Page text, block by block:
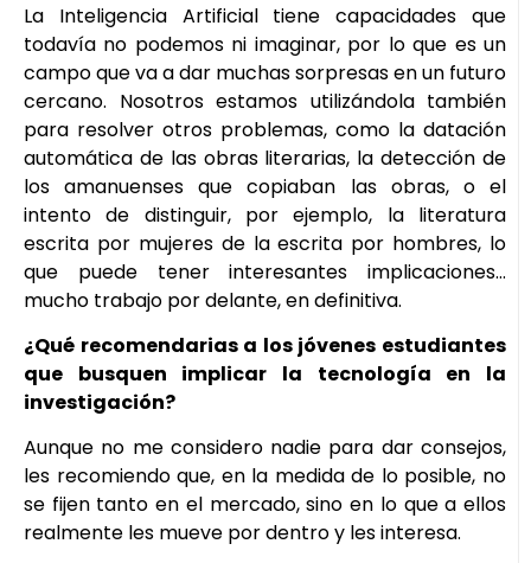
La Inteligencia Artificial tiene capacidades que
todavía no podemos ni imaginar, por lo que es un
campo que va a dar muchas sorpresas en un futuro
cercano. Nosotros estamos utilizándola también
para resolver otros problemas, como la datación
automática de las obras literarias, la detección de
los amanuenses que copiaban las obras, o el
intento de distinguir, por ejemplo, la literatura
escrita por mujeres de la escrita por hombres, lo
que puede tener interesantes implicaciones…
mucho trabajo por delante, en definitiva.
¿Qué recomendarias a los jóvenes estudiantes
que busquen implicar la tecnología en la
investigación?
Aunque no me considero nadie para dar consejos,
les recomiendo que, en la medida de lo posible, no
se fijen tanto en el mercado, sino en lo que a ellos
realmente les mueve por dentro y les interesa.